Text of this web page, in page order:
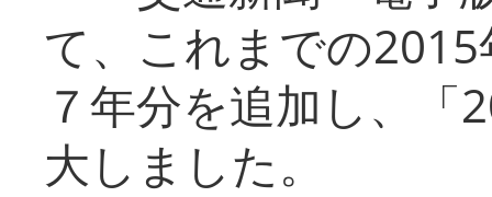
て、これまでの
７年分を追加し、「
大しまし